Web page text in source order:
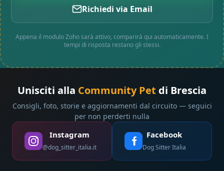
Richiedi via Email
Appena il modulo Zoho sarà attivo, comparirà qui automaticamente. I
tempi di risposta restano gli stessi.
Unisciti alla Community Pet di Brescia
Consigli, foto, storie e aggiornamenti dal circuito — seguici
per non perderti nulla
Instagram
@dog_sitter_italia.it
Facebook
Dog Sitter Italia